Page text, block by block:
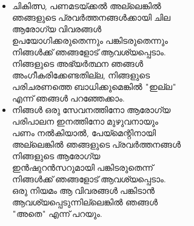
ചികിത്സ, പണമടയ്ക്കൽ അല്ലെങ്കിൽ
ഞങ്ങളുടെ പ്രവർത്തനങ്ങൾക്കായി ചില
ആരോഗ്യ വിവരങ്ങൾ
ഉപയോഗിക്കരുതെന്നും പങ്കിടരുതെന്നും
നിങ്ങൾക്ക് ഞങ്ങളോട് ആവശ്യപ്പെടാം.
നിങ്ങളുടെ അഭ്യർത്ഥന ഞങ്ങൾ
അംഗീകരിക്കേണ്ടതില്ല, നിങ്ങളുടെ
പരിചരണത്തെ ബാധിക്കുമെങ്കിൽ "ഇല്ല"
എന്ന് ഞങ്ങൾ പറഞ്ഞേക്കാം.
നിങ്ങൾ ഒരു സേവനത്തിനോ ആരോഗ്യ
പരിപാലന ഇനത്തിനോ മുഴുവനായും
പണം നൽകിയാൽ, പേയ്‌മെന്റിനായി
അല്ലെങ്കിൽ ഞങ്ങളുടെ പ്രവർത്തനങ്ങൾ
നിങ്ങളുടെ ആരോഗ്യ
ഇൻഷുറൻസറുമായി പങ്കിടരുതെന്ന്
നിങ്ങൾക്ക് ഞങ്ങളോട് ആവശ്യപ്പെടാം.
ഒരു നിയമം ആ വിവരങ്ങൾ പങ്കിടാൻ
ആവശ്യപ്പെടുന്നില്ലെങ്കിൽ ഞങ്ങൾ
"അതെ" എന്ന് പറയും.